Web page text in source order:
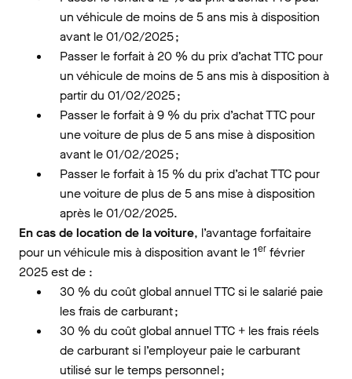
un véhicule de moins de 5 ans mis à disposition
avant le 01/02/2025 ;
Passer le forfait à 20 % du prix d’achat TTC pour
un véhicule de moins de 5 ans mis à disposition à
partir du 01/02/2025 ;
Passer le forfait à 9 % du prix d’achat TTC pour
une voiture de plus de 5 ans mise à disposition
avant le 01/02/2025 ;
Passer le forfait à 15 % du prix d’achat TTC pour
une voiture de plus de 5 ans mise à disposition
après le 01/02/2025.
En cas de location de la voiture, l’avantage forfaitaire
pour un véhicule mis à disposition avant le 1er février
2025 est de :
30 % du coût global annuel TTC si le salarié paie
les frais de carburant ;
30 % du coût global annuel TTC + les frais réels
de carburant si l’employeur paie le carburant
utilisé sur le temps personnel ;